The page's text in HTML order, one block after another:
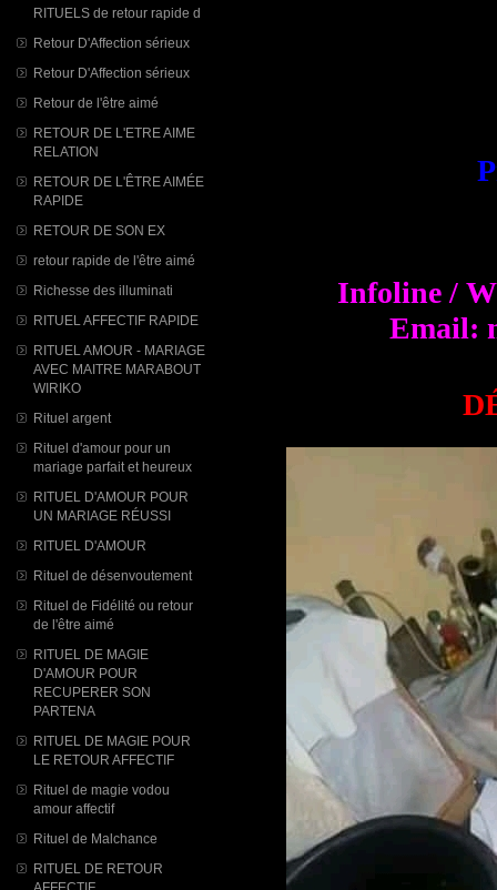
RITUELS de retour rapide d
Retour D'Affection sérieux
Retour D'Affection sérieux
Retour de l'être aimé
RETOUR DE L'ETRE AIME
RELATION
RETOUR DE L'ÊTRE AIMÉE
RAPIDE
RETOUR DE SON EX
retour rapide de l'être aimé
Richesse des illuminati
RITUEL AFFECTIF RAPIDE
RITUEL AMOUR - MARIAGE
AVEC MAITRE MARABOUT
WIRIKO
Rituel argent
Rituel d'amour pour un
mariage parfait et heureux
RITUEL D'AMOUR POUR
UN MARIAGE RÉUSSI
RITUEL D'AMOUR
Rituel de désenvoutement
Rituel de Fidélité ou retour
de l'être aimé
RITUEL DE MAGIE
D'AMOUR POUR
RECUPERER SON
PARTENA
RITUEL DE MAGIE POUR
LE RETOUR AFFECTIF
Rituel de magie vodou
amour affectif
Rituel de Malchance
RITUEL DE RETOUR
AFFECTIF
Infoline /
Email: